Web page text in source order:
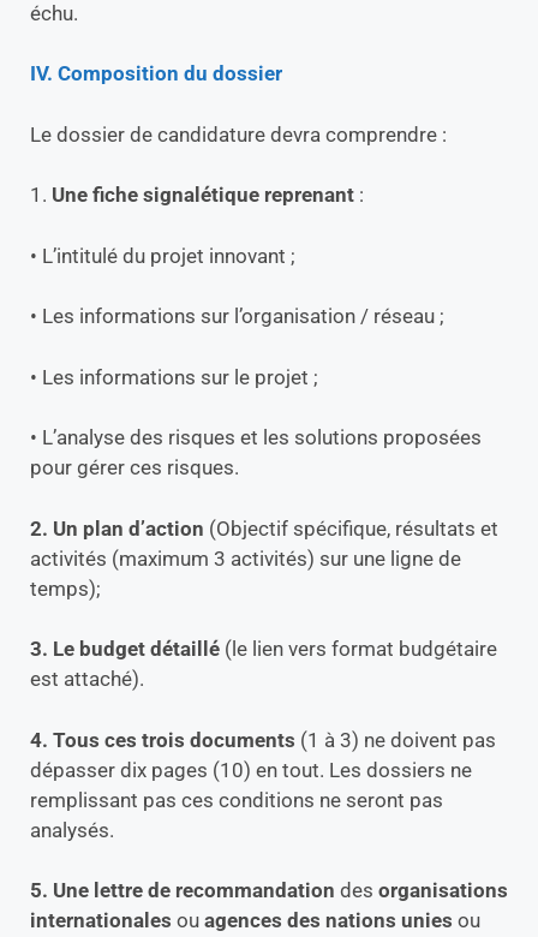
échu.
IV. Composition du dossier
Le dossier de candidature devra comprendre :
1. Une fiche signalétique reprenant :
• L’intitulé du projet innovant ;
• Les informations sur l’organisation / réseau ;
• Les informations sur le projet ;
• L’analyse des risques et les solutions proposées
pour gérer ces risques.
2. Un plan d’action (Objectif spécifique, résultats et
activités (maximum 3 activités) sur une ligne de
temps);
3. Le budget détaillé (le lien vers format budgétaire
est attaché).
4. Tous ces trois documents (1 à 3) ne doivent pas
dépasser dix pages (10) en tout. Les dossiers ne
remplissant pas ces conditions ne seront pas
analysés.
5. Une lettre de recommandation des organisations
internationales ou agences des nations unies ou